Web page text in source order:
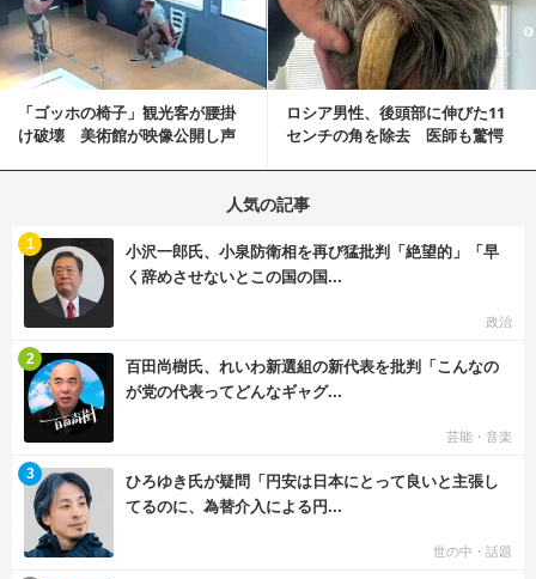
「ゴッホの椅子」観光客が腰掛
け破壊 美術館が映像公開し声
ロシア男性、後頭部に伸びた11
センチの角を除去 医師も驚愕
人気の記事
小沢一郎氏、小泉防衛相を再び猛批判「絶望的」「早
く辞めさせないとこの国の国...
政治
1
百田尚樹氏、れいわ新選組の新代表を批判「こんなの
が党の代表ってどんなギャグ...
芸能・音楽
2
ひろゆき氏が疑問「円安は日本にとって良いと主張し
てるのに、為替介入による円...
世の中・話題
3